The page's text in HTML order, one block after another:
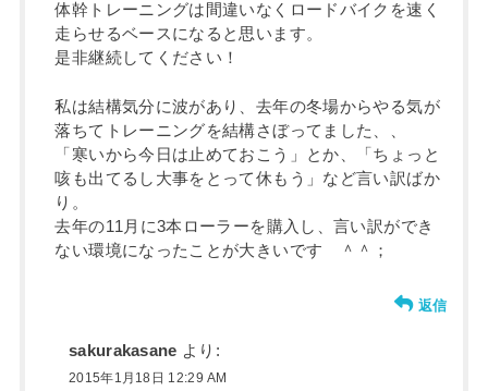
体幹トレーニングは間違いなくロードバイクを速く
走らせるベースになると思います。
是非継続してください！
私は結構気分に波があり、去年の冬場からやる気が
落ちてトレーニングを結構さぼってました、、
「寒いから今日は止めておこう」とか、「ちょっと
咳も出てるし大事をとって休もう」など言い訳ばか
り。
去年の11月に3本ローラーを購入し、言い訳ができ
ない環境になったことが大きいです ＾＾；
返信
sakurakasane より:
2015年1月18日 12:29 AM